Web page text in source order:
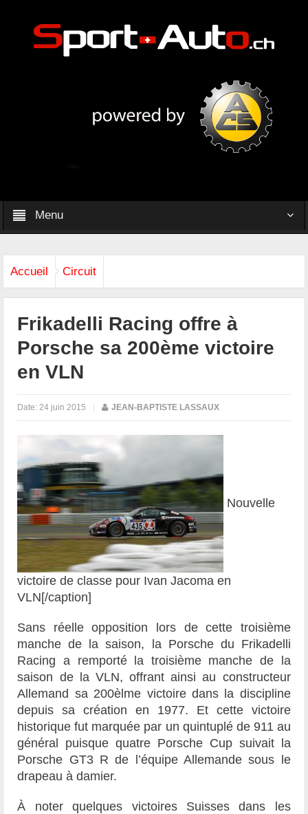
Menu
Accueil Circuit
Frikadelli Racing offre à
Porsche sa 200ème victoire
en VLN
Date: 24 juin 2015 | JEAN-BAPTISTE LASSAUX
Nouvelle
victoire de classe pour Ivan Jacoma en
VLN[/caption]
Sans réelle opposition lors de cette troisième
manche de la saison, la Porsche du Frikadelli
Racing a remporté la troisième manche de la
saison de la VLN, offrant ainsi au constructeur
Allemand sa 200èlme victoire dans la discipline
depuis sa création en 1977. Et cette victoire
historique fut marquée par un quintuplé de 911 au
général puisque quatre Porsche Cup suivait la
Porsche GT3 R de l’équipe Allemande sous le
drapeau à damier.
À noter quelques victoires Suisses dans les